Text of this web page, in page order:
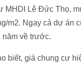
MHDI Lê Đức Thọ,
m2. Ngay cả dự án
năm về trước.
biết, giá chung cư